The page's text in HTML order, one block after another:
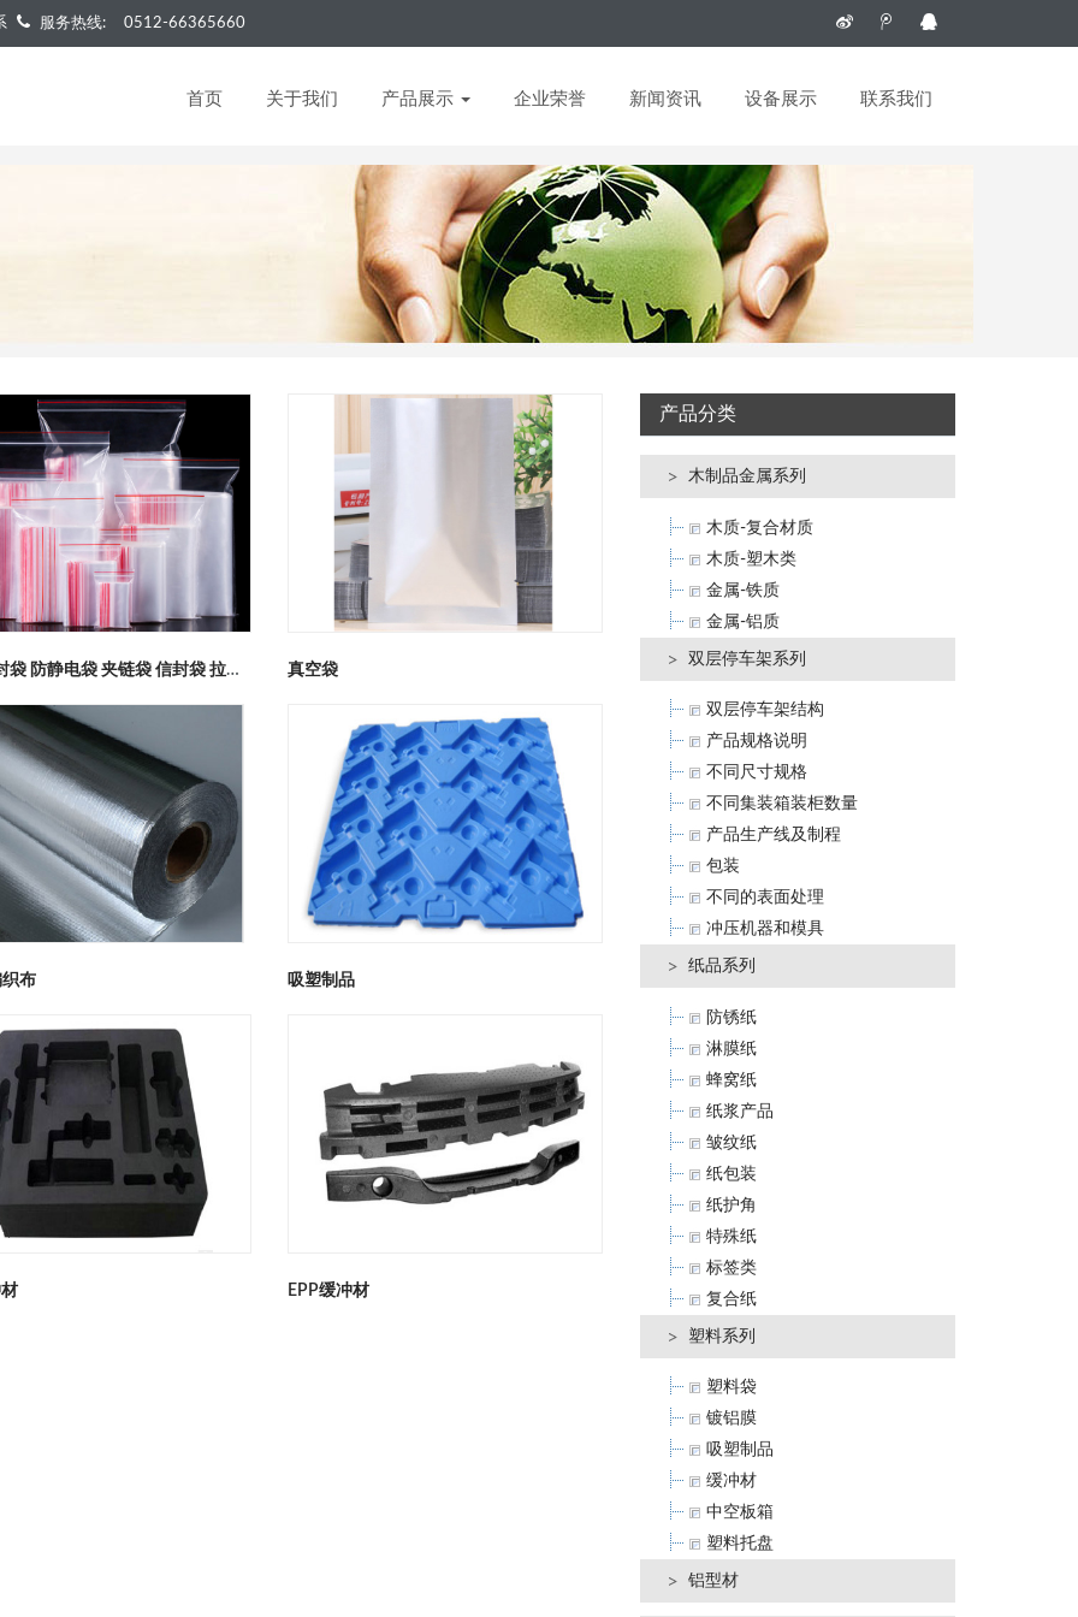
服务热线: 0512-66365660
首页 关于我们 产品展示 企业荣誉 新闻资讯 设备展示 联系我们
PE袋 自封袋 防静电袋 夹链袋 信封袋 拉链袋 真空袋
布 吸塑制品
EPP缓冲材
产品分类
木制品金属系列
木质-复合材质
木质-塑木类
金属-铁质
金属-铝质
双层停车架系列
双层停车架结构
产品规格说明
不同尺寸规格
不同集装箱装柜数量
产品生产线及制程
包装
不同的表面处理
冲压机器和模具
纸品系列
防锈纸
淋膜纸
蜂窝纸
纸浆产品
皱纹纸
纸包装
纸护角
特殊纸
标签类
复合纸
塑料系列
塑料袋
镀铝膜
吸塑制品
缓冲材
中空板箱
塑料托盘
铝型材